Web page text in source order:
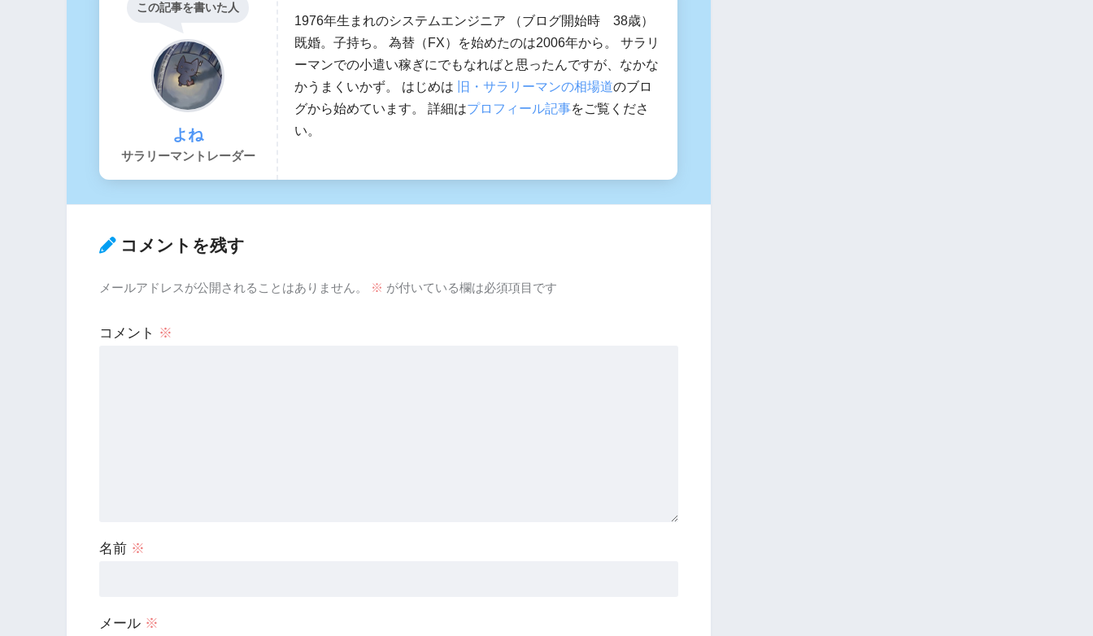
この記事を書いた人
よね
サラリーマントレーダー
1976年生まれのシステムエンジニア （ブログ開始時 38歳）
既婚。子持ち。 為替（FX）を始めたのは2006年から。 サラリ
ーマンでの小遣い稼ぎにでもなればと思ったんですが、なかな
かうまくいかず。 はじめは
旧・サラリーマンの相場道のブロ
グから始めています。 詳細はプロフィール記事をご覧くださ
い。
コメントを残す
メールアドレスが公開されることはありません。 ※ が付いている欄は必須項目です
コメント ※
名前 ※
メール ※